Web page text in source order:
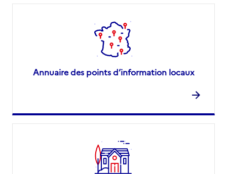
Annuaire des points d’information locaux